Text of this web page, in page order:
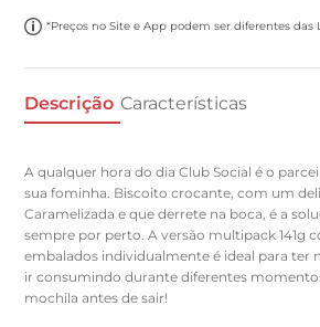
*Preços no Site e App podem ser diferentes das
Descrição Características
A qualquer hora do dia Club Social é o
sua fominha. Biscoito crocante, com um
Caramelizada e que derrete na boca, é a
sempre por perto. A versão multipack 141g
embalados individualmente é ideal para ter
ir consumindo durante diferentes
mochila antes de sair!